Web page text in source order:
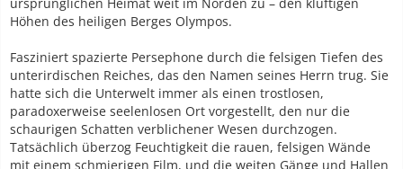
Höhen des heiligen Berges Olympos.
Fasziniert spazierte Persephone durch die felsigen Tiefen des
unterirdischen Reiches, das den Namen seines Herrn trug. Sie
hatte sich die Unterwelt immer als einen trostlosen,
paradoxerweise seelenlosen Ort vorgestellt, den nur die
schaurigen Schatten verblichener Wesen durchzogen.
Tatsächlich überzog Feuchtigkeit die rauen, felsigen Wände
mit einem schmierigen Film, und die weiten Gänge und Hallen